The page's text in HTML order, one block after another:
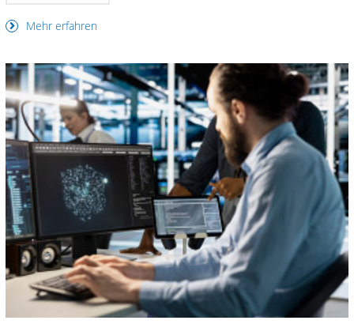
Mehr erfahren